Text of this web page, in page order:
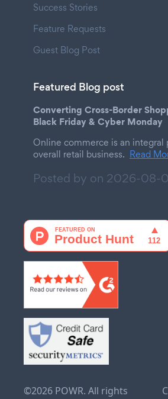
Success Stories
Feature Requests
Guest Blog Post
Featured Blog post
Converting Cross-Border
Black Friday & Cyber Monday
Online commerce is an integral
overall retail business. Read
Posted by on 2026-08-
©2026 POWR. All rights